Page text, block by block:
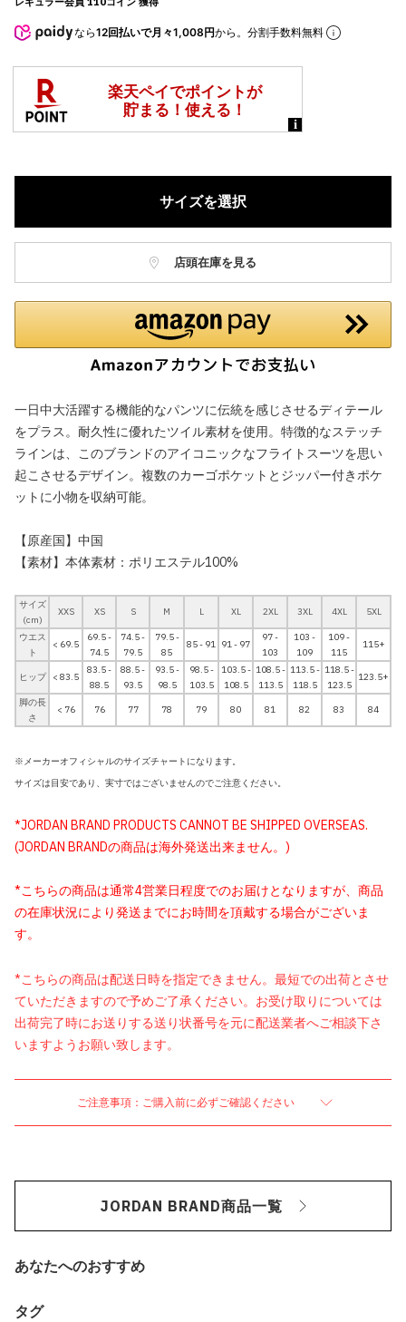
なら12回払いで月々1,008円から。分割手数料無料
サイズを選択
店頭在庫を見る
一日中大活躍する機能的なパンツに伝統を感じさせるディテール
をプラス。耐久性に優れたツイル素材を使用。特徴的なステッチ
ラインは、このブランドのアイコニックなフライトスーツを思い
起こさせるデザイン。複数のカーゴポケットとジッパー付きポケ
ットに小物を収納可能。
【原産国】中国
【素材】本体素材：ポリエステル100%
サイズ
(cm)
XXS XS S M L XL 2XL 3XL 4XL 5XL
ウエス
ト
< 69.5
69.5 -
74.5
74.5 -
79.5
79.5 -
85
85 - 91 91 - 97
97 -
103
103 -
109
109 -
115
115+
ヒップ < 83.5
83.5 -
88.5
88.5 -
93.5
93.5 -
98.5
98.5 -
103.5
103.5 -
108.5
108.5 -
113.5
113.5 -
118.5
118.5 -
123.5
123.5+
脚の長
さ
< 76 76 77 78 79 80 81 82 83 84
※メーカーオフィシャルのサイズチャートになります。
サイズは目安であり、実寸ではございませんのでご注意ください。
*JORDAN BRAND PRODUCTS CANNOT BE SHIPPED OVERSEAS.
(JORDAN BRANDの商品は海外発送出来ません。)
*こちらの商品は通常4営業日程度でのお届けとなりますが、商品
の在庫状況により発送までにお時間を頂戴する場合がございま
す。
*こちらの商品は配送日時を指定できません。最短での出荷とさせ
ていただきますので予めご了承ください。お受け取りについては
出荷完了時にお送りする送り状番号を元に配送業者へご相談下さ
いますようお願い致します。
ご注意事項：ご購入前に必ずご確認ください
JORDAN BRAND商品一覧
あなたへのおすすめ
タグ